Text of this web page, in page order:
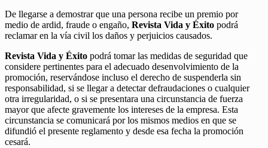
De llegarse a demostrar que una persona recibe un premio por
medio de ardid, fraude o engaño, Revista Vida y Éxito podrá
reclamar en la vía civil los daños y perjuicios causados.
Revista Vida y Éxito podrá tomar las medidas de seguridad que
considere pertinentes para el adecuado desenvolvimiento de la
promoción, reservándose incluso el derecho de suspenderla sin
responsabilidad, si se llegar a detectar defraudaciones o cualquier
otra irregularidad, o si se presentara una circunstancia de fuerza
mayor que afecte gravemente los intereses de la empresa. Esta
circunstancia se comunicará por los mismos medios en que se
difundió el presente reglamento y desde esa fecha la promoción
cesará.